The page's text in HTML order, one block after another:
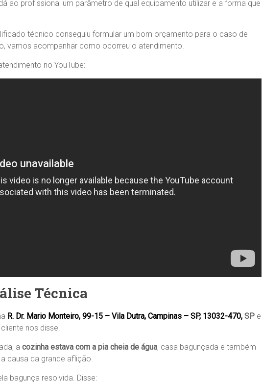
ao profissional um parâmetro de qual equipamento utilizar e a forma que
técnico conseguiu formular um bom orçamento para o caso de
vamos acompanhar como ocorreu o atendimento.
no YouTube:
Técnica
R. Dr. Mario Monteiro, 99-15 – Vila Dutra, Campinas – SP, 13032-470, SP e
nos disse.
a cozinha estava com a pia cheia de água, casa bagunçada e também
causa da grande aflição.
bagunça resolvida. Disse: